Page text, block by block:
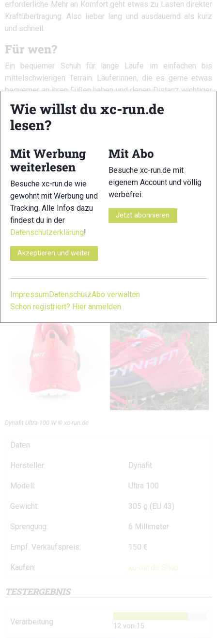
erforderliche Mehr an Komfort geht etwas zu Lasten direkter
Kraftübertragung. Also lieber lang und ausdauernd als kurz
und schnell.
Für wen?
Ein bequemer Schuh für lange Läufe im einfachen bis
mittelschwierigen Terrain. Läuferinnen, die es gerne etwas
bequemer an ihren Füßen haben und denen Distanz wichtiger
als Geschwindigkeit ist, werden ihre Freude mit dem Ultra
100 haben.
Weitere Informationen
Zur Übersicht der Trailschuhmodelle 2022
Zur Klassifizierung
Trailschuh-ABC (Glossar)
Dynafit Ultra 100 W © xc-run.de
Daten
Hersteller: Dynafit
Modell: Ultra 100
Gewicht: 305 g (EU 43)
Sprengung: 6 Millimeter
Empf. Verkaufspreis: 150 €
Kaufen: xc-run.de Shop
TESTERGEBNIS
Verarbeitung 12 von 15
Wie willst du xc-run.de
lesen?
Mit Werbung
weiterlesen
Besuche xc-run.de wie
gewohnt mit Werbung und
Tracking. Alle Infos dazu
findest du in der
Datenschutzerklärung!
Akzeptieren und weiter
Mit Abo
Besuche xc-run.de mit
eigenem Account und völlig
werbefrei.
Jetzt abonnieren
Impressum DatenschutzAbo verwalten
Schon registriert? Hier anmelden